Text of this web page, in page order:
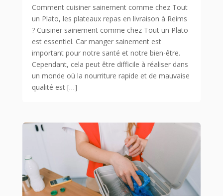
Comment cuisiner sainement comme chez Tout
un Plato, les plateaux repas en livraison à Reims
? Cuisiner sainement comme chez Tout un Plato
est essentiel. Car manger sainement est
important pour notre santé et notre bien-être.
Cependant, cela peut être difficile à réaliser dans
un monde où la nourriture rapide et de mauvaise
qualité est […]